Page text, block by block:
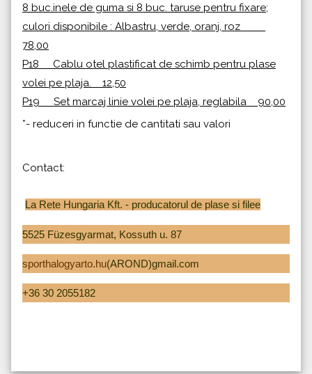
8 buc.inele de guma si 8 buc. taruse pentru fixare;
culori disponibile : Albastru, verde, oranj, roz
78,00
P18 Cablu otel plastificat de schimb pentru plase
volei pe plaja. 12,50
P19 Set marcaj linie volei pe plaja, reglabila 90,00
*- reduceri in functie de cantitati sau valori
Contact:
La Rete Hungaria Kft. - producatorul de plase si filee
5525 Füzesgyarmat, Kossuth u. 87
sporthalogyarto.hu(AROND)gmail.com
+36 30 2055182